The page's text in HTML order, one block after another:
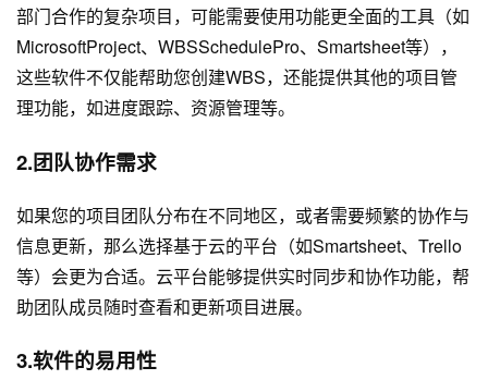
部门合作的复杂项目，可能需要使用功能更全面的工具（如
MicrosoftProject、WBSSchedulePro、Smartsheet等），
这些软件不仅能帮助您创建WBS，还能提供其他的项目管
理功能，如进度跟踪、资源管理等。
2.团队协作需求
如果您的项目团队分布在不同地区，或者需要频繁的协作与
信息更新，那么选择基于云的平台（如Smartsheet、Trello
等）会更为合适。云平台能够提供实时同步和协作功能，帮
助团队成员随时查看和更新项目进展。
3.软件的易用性